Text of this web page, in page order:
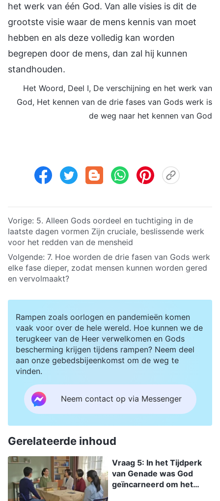
het werk van één God. Van alle visies is dit de
grootste visie waar de mens kennis van moet
hebben en als deze volledig kan worden
begrepen door de mens, dan zal hij kunnen
standhouden.
Het Woord, Deel I, De verschijning en het werk van
God, Het kennen van de drie fases van Gods werk is
de weg naar het kennen van God
Vorige: 5. Alleen Gods oordeel en tuchtiging in de
laatste dagen vormen Zijn cruciale, beslissende werk
voor het redden van de mensheid
Volgende: 7. Hoe worden de drie fasen van Gods werk
elke fase dieper, zodat mensen kunnen worden gered
en vervolmaakt?
Rampen zoals oorlogen en pandemieën komen
vaak voor over de hele wereld. Hoe kunnen we de
terugkeer van de Heer verwelkomen en Gods
bescherming krijgen tijdens rampen? Neem deel
aan onze gebedsbijeenkomst om de weg te
vinden.
Neem contact op via Messenger
Gerelateerde inhoud
Vraag 5: In het Tijdperk
van Genade was God
geïncarneerd om het